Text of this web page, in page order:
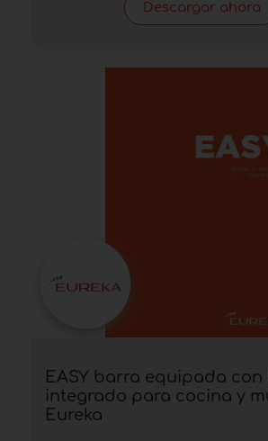
Descargar ahora
EASY barra equipada con
integrado para cocina y
Eureka